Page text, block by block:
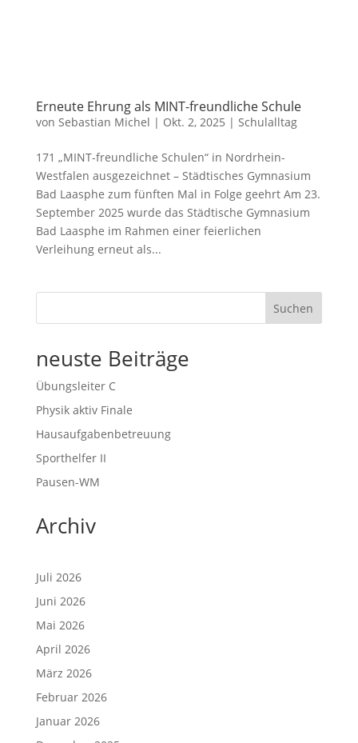
Erneute Ehrung als MINT-freundliche Schule
von Sebastian Michel | Okt. 2, 2025 | Schulalltag
171 „MINT-freundliche Schulen“ in Nordrhein-
Westfalen ausgezeichnet – Städtisches Gymnasium
Bad Laasphe zum fünften Mal in Folge geehrt Am 23.
September 2025 wurde das Städtische Gymnasium
Bad Laasphe im Rahmen einer feierlichen
Verleihung erneut als...
Suchen
neuste Beiträge
Übungsleiter C
Physik aktiv Finale
Hausaufgabenbetreuung
Sporthelfer II
Pausen-WM
Archiv
Juli 2026
Juni 2026
Mai 2026
April 2026
März 2026
Februar 2026
Januar 2026